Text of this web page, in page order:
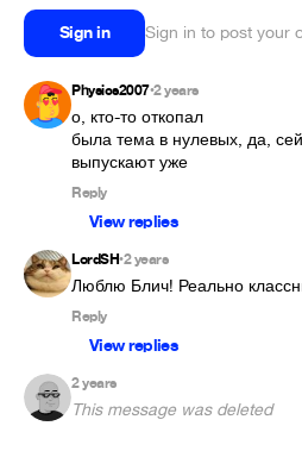
Sign in Sign in to post your
Physics2007•2 years
о, кто-то откопал
была тема в нулевых, да,
выпускают уже
Reply
View replies
LordSH•2 years
Люблю Блич! Реально
Reply
View replies
2 years
This message was deleted